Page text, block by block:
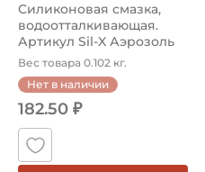
Силиконовая смазка,
водоотталкивающая.
Артикул Sil-X Аэрозоль
140 мл (R...
Вес товара 0.102 кг.
Нет в наличии
182.50 ₽